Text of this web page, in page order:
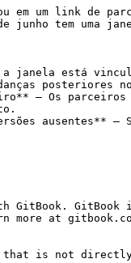
em um link de
junho tem uma
está
posteriores
— Os parceiros
ausentes**
GitBook. GitBook
more at
is not directly